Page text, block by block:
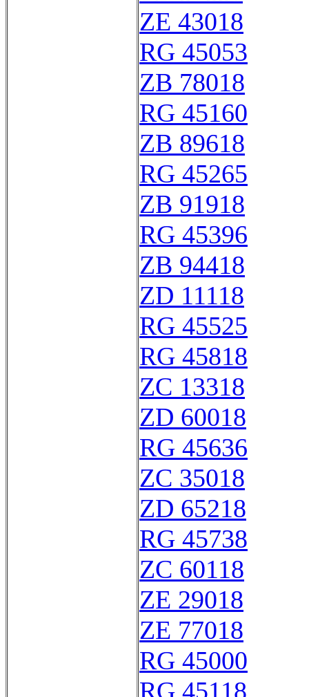
ZE 43018
RG 45053
ZB 78018
RG 45160
ZB 89618
RG 45265
ZB 91918
RG 45396
ZB 94418
ZD 11118
RG 45525
RG 45818
ZC 13318
ZD 60018
RG 45636
ZC 35018
ZD 65218
RG 45738
ZC 60118
ZE 29018
ZE 77018
RG 45000
RG 45118